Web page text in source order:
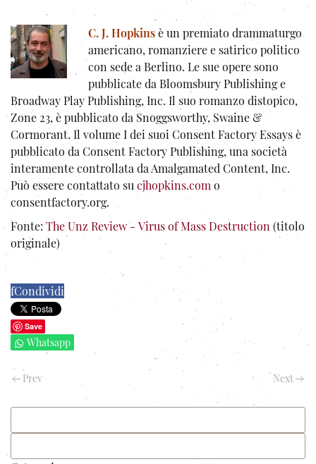
C. J. Hopkinsè un premiato drammaturgo
americano, romanziere e satirico politico
con sede a Berlino. Le sue opere sono
pubblicate da Bloomsbury Publishing e
Broadway Play Publishing, Inc. Il suo romanzo distopico,
Zone 23, è pubblicato da Snoggsworthy, Swaine &
Cormorant. Il volume I dei suoi Consent Factory Essays è
pubblicato da Consent Factory Publishing, una società
interamente controllata da Amalgamated Content, Inc.
Può essere contattato su cjhopkins.com o
consentfactory.org.
Fonte: The Unz Review - Virus of Mass Destruction (titolo
originale)
fCondividi
Save
Whatsapp
Prev Next